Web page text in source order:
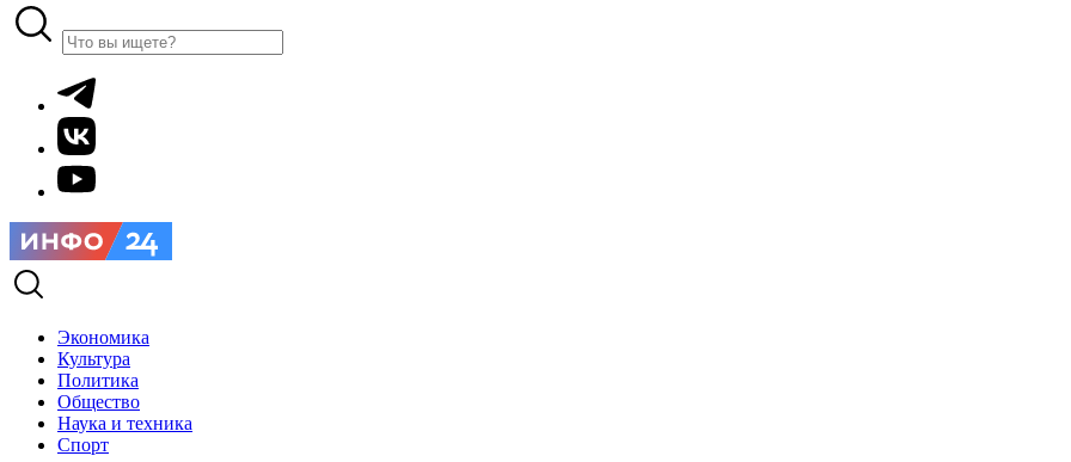
Экономика
Культура
Политика
Общество
Наука и техника
Спорт